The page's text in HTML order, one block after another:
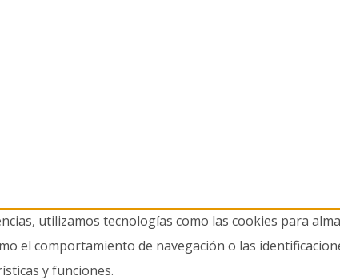
utilizamos tecnologías como las cookies para
el comportamiento de navegación o las
y funciones.